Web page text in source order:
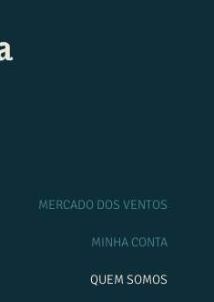
MERCADO DOS VENTOS
MINHA CONTA
QUEM SOMOS